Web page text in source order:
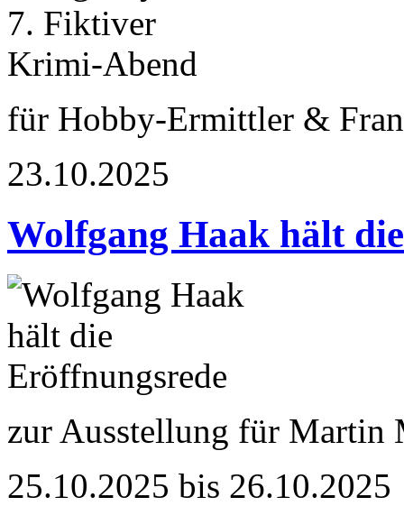
für Hobby-Ermittler &
23.10.2025
Wolfgang Haak hält
zur Ausstellung für Martin
25.10.2025 bis 26.10.2025